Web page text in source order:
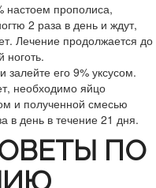
настоем прополиса,
2 раза в день и ждут,
Лечение продолжается до
ноготь.
залейте его 9% уксусом.
необходимо яйцо
и полученной смесью
в день в течение 21 дня.
ПО